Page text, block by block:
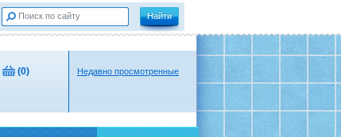
(0) Недавно просмотренные